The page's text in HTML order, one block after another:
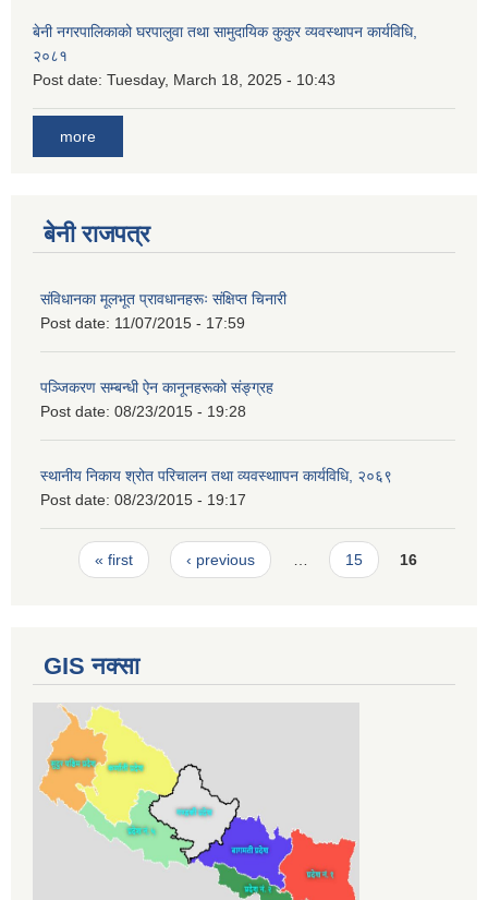
बेनी नगरपालिकाको घरपालुवा तथा सामुदायिक कुकुर व्यवस्थापन कार्यविधि,
२०८१
Post date: Tuesday, March 18, 2025 - 10:43
more
बेनी राजपत्र
संविधानका मूलभूत प्रावधानहरूः संक्षिप्त चिनारी
Post date: 11/07/2015 - 17:59
पञ्जिकरण सम्बन्धी ऐन कानूनहरूको संङ्ग्रह
Post date: 08/23/2015 - 19:28
स्थानीय निकाय श्रोत परिचालन तथा व्यवस्थाापन कार्यविधि, २०६९
Post date: 08/23/2015 - 19:17
Pages
« first ‹ previous 15 16
GIS नक्सा